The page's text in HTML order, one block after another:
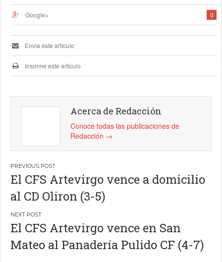
0
Google+
Envía este artículo
Imprime este artículo
Acerca de Redacción
Conoce todas las publicaciones de
Redacción →
Navegación
de
entradas
El CFS Artevirgo vence a domicilio
al CD Oliron (3-5)
El CFS Artevirgo vence en San
Mateo al Panadería Pulido CF (4-7)